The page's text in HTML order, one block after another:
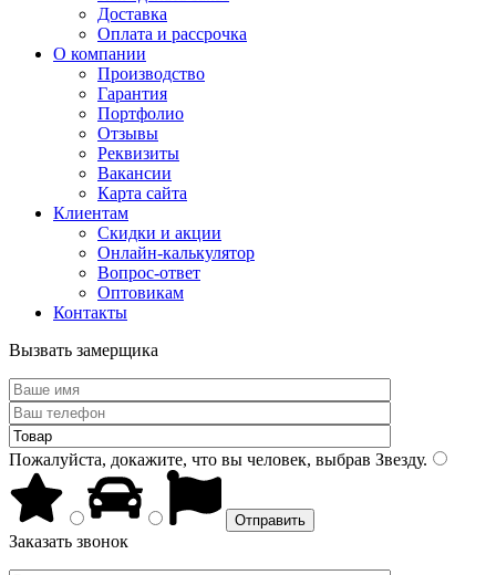
Доставка
Оплата и рассрочка
О компании
Производство
Гарантия
Портфолио
Отзывы
Реквизиты
Вакансии
Карта сайта
Клиентам
Скидки и акции
Онлайн-калькулятор
Вопрос-ответ
Оптовикам
Контакты
Вызвать замерщика
Пожалуйста, докажите, что вы человек, выбрав Звезду.
Заказать звонок